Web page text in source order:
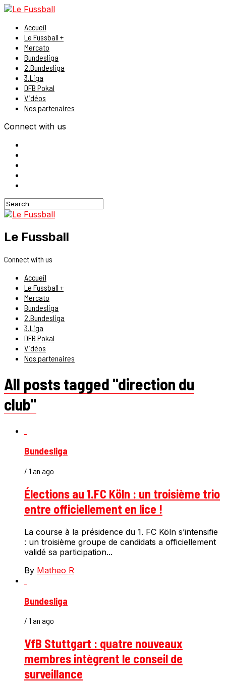
Accueil
Le Fussball +
Mercato
Bundesliga
2.Bundesliga
3.Liga
DFB Pokal
Vidéos
Nos partenaires
Connect with us
Le Fussball
Connect with us
Accueil
Le Fussball +
Mercato
Bundesliga
2.Bundesliga
3.Liga
DFB Pokal
Vidéos
Nos partenaires
All posts tagged "direction du
club"
Bundesliga
/ 1 an ago
Élections au 1.FC Köln : un troisième trio
entre officiellement en lice !
La course à la présidence du 1. FC Köln s’intensifie
: un troisième groupe de candidats a officiellement
validé sa participation...
By Matheo R
Bundesliga
/ 1 an ago
VfB Stuttgart : quatre nouveaux
membres intègrent le conseil de
surveillance